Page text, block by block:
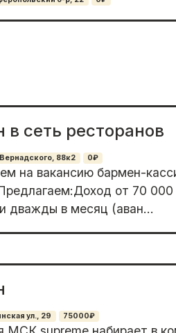
в сеть ресторанов
88к2 0₽
нa вакансию бармен-
от 70
дважды в мecяц (aван...
ул., 29 75000₽